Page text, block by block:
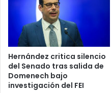
Hernández critica silencio
del Senado tras salida de
Domenech bajo
investigación del FEI